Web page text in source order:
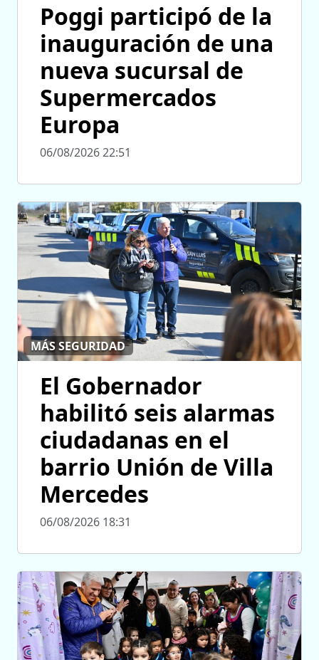
Poggi participó de la
inauguración de una
nueva sucursal de
Supermercados
Europa
06/08/2026 22:51
MÁS SEGURIDAD
El Gobernador
habilitó seis alarmas
ciudadanas en el
barrio Unión de Villa
Mercedes
06/08/2026 18:31